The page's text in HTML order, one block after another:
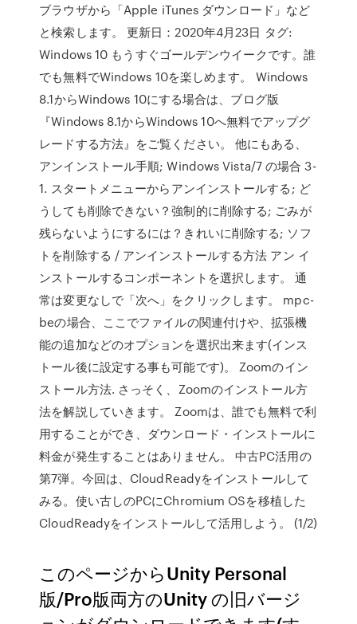
ブラウザから「Apple iTunes ダウンロード」など
と検索します。 更新日：2020年4月23日 タグ:
Windows 10 もうすぐゴールデンウイークです。誰
でも無料でWindows 10を楽しめます。 Windows
8.1からWindows 10にする場合は、ブログ版
『Windows 8.1からWindows 10へ無料でアップグ
レードする方法』をご覧ください。 他にもある、
アンインストール手順; Windows Vista/7 の場合 3-
1. スタートメニューからアンインストールする; ど
うしても削除できない？強制的に削除する; ごみが
残らないようにするには？きれいに削除する; ソフ
トを削除する / アンインストールする方法 アン イ
ンストールするコンポーネントを選択します。 通
常は変更なしで「次へ」をクリックします。 mpc-
beの場合、ここでファイルの関連付けや、拡張機
能の追加などのオプションを選択出来ます(インス
トール後に設定する事も可能です)。 Zoomのイン
ストール方法. さっそく、Zoomのインストール方
法を解説していきます。 Zoomは、誰でも無料で利
用することができ、ダウンロード・インストールに
料金が発生することはありません。 中古PC活用の
第7弾。今回は、CloudReadyをインストールして
みる。使い古しのPCにChromium OSを移植した
CloudReadyをインストールして活用しよう。 (1/2)
このページからUnity Personal
版/Pro版両方のUnity の旧バージ